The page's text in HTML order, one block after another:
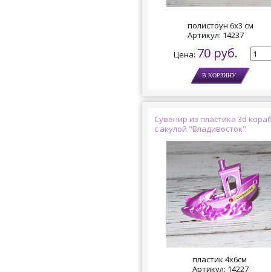
полистоун 6х3 см
Артикул: 14237
Цена: 70 руб.
Сувенир из пластика 3d
с акулой "Владивосток"
пластик 4х6см
Артикул: 14227